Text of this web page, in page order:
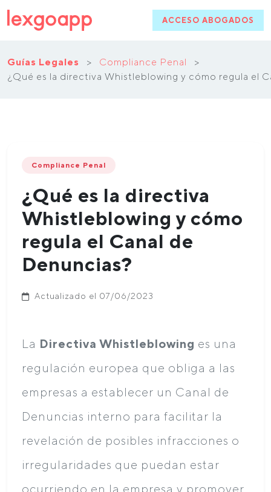
ACCESO ABOGADOS
Guías Legales > Compliance Penal
>
¿Qué es la directiva Whistleblowing y cómo regula el
Compliance Penal
¿Qué es la directiva
Whistleblowing y cómo
regula el Canal de
Denuncias?
Actualizado el 07/06/2023
La Directiva Whistleblowing es una
regulación europea que obliga a las
empresas a establecer un Canal de
Denuncias interno para facilitar la
revelación de posibles infracciones o
irregularidades que puedan estar
ocurriendo en la empresa y promover